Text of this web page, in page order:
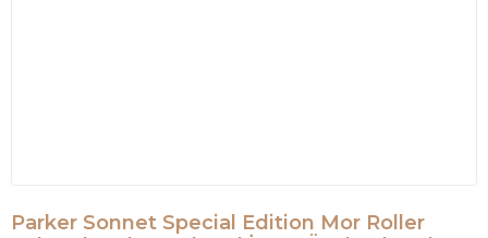
Parker Sonnet Special Edition Mor Roller